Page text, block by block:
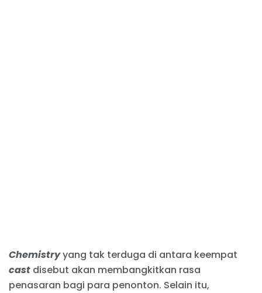
Chemistryyang tak terduga di antara keempat
cast disebut akan membangkitkan rasa
penasaran bagi para penonton. Selain itu,